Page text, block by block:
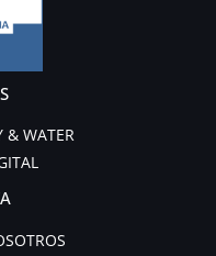
& WATER